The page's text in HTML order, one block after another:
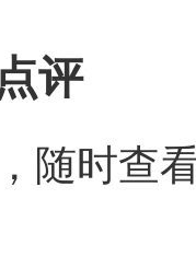
评
随时查